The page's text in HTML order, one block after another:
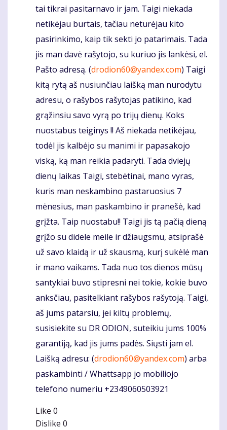
tai tikrai pasitarnavo ir jam. Taigi niekada
netikėjau burtais, tačiau neturėjau kito
pasirinkimo, kaip tik sekti jo patarimais. Tada
jis man davė rašytojo, su kuriuo jis lankėsi, el.
Pašto adresą. (drodion60@yandex.com) Taigi
kitą rytą aš nusiunčiau laišką man nurodytu
adresu, o rašybos rašytojas patikino, kad
grąžinsiu savo vyrą po trijų dienų. Koks
nuostabus teiginys !! Aš niekada netikėjau,
todėl jis kalbėjo su manimi ir papasakojo
viską, ką man reikia padaryti. Tada dviejų
dienų laikas Taigi, stebėtinai, mano vyras,
kuris man neskambino pastaruosius 7
mėnesius, man paskambino ir pranešė, kad
grįžta. Taip nuostabu!! Taigi jis tą pačią dieną
grįžo su didele meile ir džiaugsmu, atsiprašė
už savo klaidą ir už skausmą, kurį sukėlė man
ir mano vaikams. Tada nuo tos dienos mūsų
santykiai buvo stipresni nei tokie, kokie buvo
anksčiau, pasitelkiant rašybos rašytoją. Taigi,
aš jums patarsiu, jei kiltų problemų,
susisiekite su DR ODION, suteikiu jums 100%
garantiją, kad jis jums padės. Siųsti jam el.
Laišką adresu: (drodion60@yandex.com) arba
paskambinti / Whattsapp jo mobiliojo
telefono numeriu +2349060503921
Like 0
Dislike 0